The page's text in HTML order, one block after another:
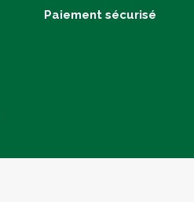
Paiement sécurisé